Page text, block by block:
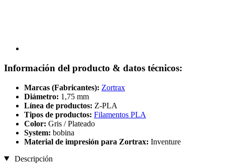
Información del producto & datos técnicos:
Marcas (Fabricantes): Zortrax
Diámetro: 1,75 mm
Línea de productos: Z-PLA
Tipos de productos: Filamentos PLA
Color: Gris / Plateado
System: bobina
Material de impresión para Zortrax: Inventure
Descripción